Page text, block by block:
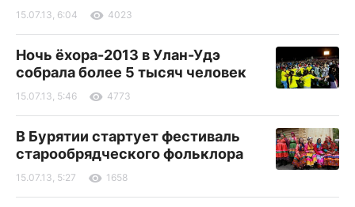
15.07.13, 6:04 4023
Ночь ёхора-2013 в Улан-Удэ
собрала более 5 тысяч человек
15.07.13, 5:46 4773
В Бурятии стартует фестиваль
старообрядческого фольклора
15.07.13, 5:27 1658